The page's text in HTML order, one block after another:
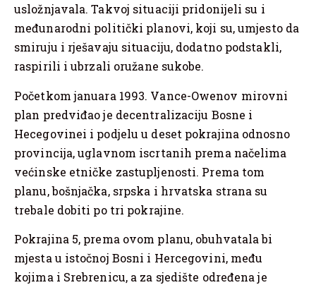
usložnjavala. Takvoj situaciji pridonijeli su i
međunarodni politički planovi, koji su, umjesto da
smiruju i rješavaju situaciju, dodatno podstakli,
raspirili i ubrzali oružane sukobe.
Početkom januara 1993. Vance-Owenov mirovni
plan predviđao je decentralizaciju Bosne i
Hecegovinei i podjelu u deset pokrajina odnosno
provincija, uglavnom iscrtanih prema načelima
većinske etničke zastupljenosti. Prema tom
planu, bošnjačka, srpska i hrvatska strana su
trebale dobiti po tri pokrajine.
Pokrajina 5, prema ovom planu, obuhvatala bi
mjesta u istočnoj Bosni i Hercegovini, među
kojima i Srebrenicu, a za sjedište određena je